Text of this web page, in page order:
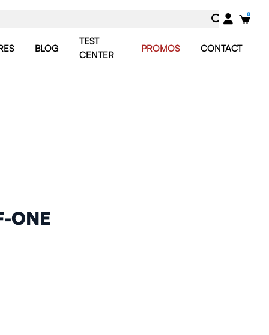
BLOG
TEST
CENTER
PROMOS CONTACT
ONE